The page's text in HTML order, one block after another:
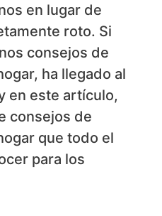
en lugar de
roto. Si
consejos de
ha llegado al
en este artículo,
consejos de
que todo el
para los